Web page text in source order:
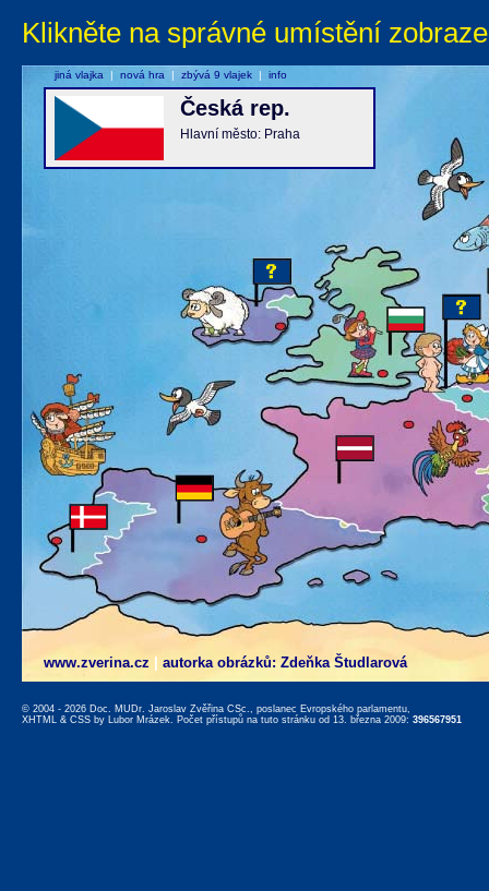
Klikněte na správné umístění
www.zverina.cz autorka obrázků: Zdeňka Študlarová
Česká rep.
Hlavní město: Praha
jiná vlajka | nová hra | zbývá 9 vlajek | info
© 2004 - 2026 Doc. MUDr. Jaroslav Zvěřina CSc., poslanec Evropského parlamentu,
XHTML & CSS by Lubor Mrázek. Počet přístupů na tuto stránku od 13. března 2009: 396567951